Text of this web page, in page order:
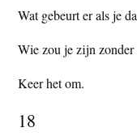
Wat gebeurt er als je
Wie zou je zijn zonder
Keer het om.
18